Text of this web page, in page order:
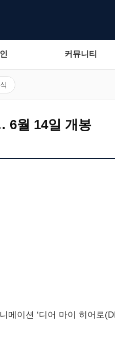
커뮤니티
6월 14일 개봉
메이션 ‘디어 마이 히어로